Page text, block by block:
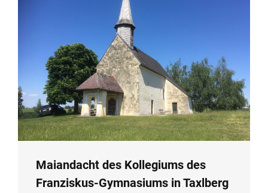
Maiandacht des Kollegiums des
Franziskus-Gymnasiums in Taxlberg